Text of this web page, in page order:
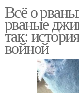
Всё о
рваные
так:
войной